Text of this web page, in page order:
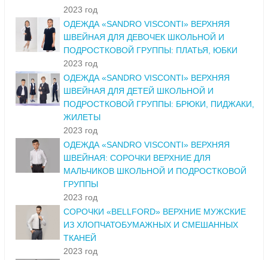
2023 год
ОДЕЖДА «SANDRO VISCONTI» ВЕРХНЯЯ
ШВЕЙНАЯ ДЛЯ ДЕВОЧЕК ШКОЛЬНОЙ И
ПОДРОСТКОВОЙ ГРУППЫ: ПЛАТЬЯ, ЮБКИ
2023 год
ОДЕЖДА «SANDRO VISCONTI» ВЕРХНЯЯ
ШВЕЙНАЯ ДЛЯ ДЕТЕЙ ШКОЛЬНОЙ И
ПОДРОСТКОВОЙ ГРУППЫ: БРЮКИ, ПИДЖАКИ,
ЖИЛЕТЫ
2023 год
ОДЕЖДА «SANDRO VISCONTI» ВЕРХНЯЯ
ШВЕЙНАЯ: СОРОЧКИ ВЕРХНИЕ ДЛЯ
МАЛЬЧИКОВ ШКОЛЬНОЙ И ПОДРОСТКОВОЙ
ГРУППЫ
2023 год
СОРОЧКИ «BELLFORD» ВЕРХНИЕ МУЖСКИЕ
ИЗ ХЛОПЧАТОБУМАЖНЫХ И СМЕШАННЫХ
ТКАНЕЙ
2023 год